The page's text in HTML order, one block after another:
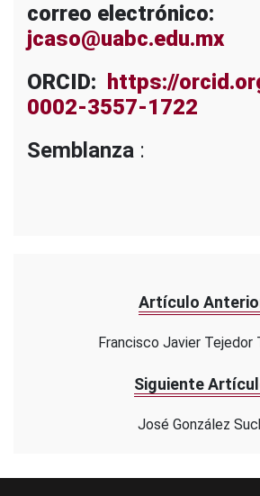
correo electrónico:
jcaso@uabc.edu.mx
ORCID:
https://
0002-3557-1722
Semblanza :
Artículo
Francisco Javier Tejedor
Siguiente
José González